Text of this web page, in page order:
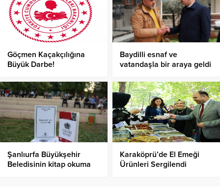
Göçmen Kaçakçılığına
Büyük Darbe!
Baydilli esnaf ve
vatandaşla bir araya geldi
Şanlıurfa Büyükşehir
Beledisinin kitap okuma
Karaköprü’de El Emeği
Ürünleri Sergilendi